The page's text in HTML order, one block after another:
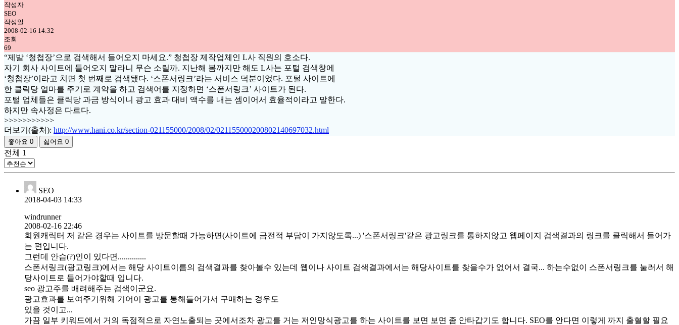
작성자
SEO
작성일
2008-02-16 14:32
조회
69
“제발 ‘청첩장’으로 검색해서 들어오지 마세요.” 청첩장 제작업체인 L사 직원의 호소다.
자기 회사 사이트에 들어오지 말라니 무슨 소릴까. 지난해 봄까지만 해도 L사는 포털 검색창에
‘청첩장’이라고 치면 첫 번째로 검색됐다. ‘스폰서링크’라는 서비스 덕분이었다. 포털 사이트에
한 클릭당 얼마를 주기로 계약을 하고 검색어를 지정하면 ‘스폰서링크’ 사이트가 된다.
포털 업체들은 클릭당 과금 방식이니 광고 효과 대비 액수를 내는 셈이어서 효율적이라고 말한다.
하지만 속사정은 다르다.
>>>>>>>>>>>
더보기(출처): http://www.hani.co.kr/section-021155000/2008/02/021155000200802140697032.html
좋아요 0 싫어요 0
전체 1
SEO
2018-04-03 14:33
windrunner
2008-02-16 22:46
회원캐릭터 저 같은 경우는 사이트를 방문할때 가능하면(사이트에 금전적 부담이 가지않도록...) '스폰서링크'같은 광고링크를 통하지않고 웹페이지 검색결과의 링크를 클릭해서 들어가
는 편입니다.
그런데 안습(?)인이 있다면..............
스폰서링크(광고링크)에서는 해당 사이트이름의 검색결과를 찾아볼수 있는데 웹이나 사이트 검색결과에서는 해당사이트를 찾을수가 없어서 결국... 하는수없이 스폰서링크를 눌러서 해
당사이트로 들어가야할때 입니다.
seo 광고주를 배려해주는 검색이군요.
광고효과를 보여주기위해 기어이 광고를 통해들어가서 구매하는 경우도
있을 것이고...
가끔 일부 키워드에서 거의 독점적으로 자연노출되는 곳에서조차 광고를 거는 저인망식광고를 하는 사이트를 보면 보면 좀 안타갑기도 합니다. SEO를 안다면 이렇게 까지 출혈할 필요